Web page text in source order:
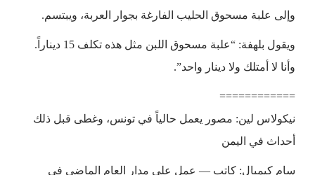
وإلى علبة مسحوق الحليب الفارغة بجوار العربة، ويبتسم.
ويقول بلهفة: “علبة مسحوق اللبن مثل هذه تكلف 15 ديناراً.
وأنا لا أمتلك ولا دينار واحد”.
============
نيكولاس لين: مصور يعمل حالياً في تونس، وغطى قبل ذلك
أحداث في اليمن
سام كيمبال: كاتب — عمل على مدار العام الماضي في